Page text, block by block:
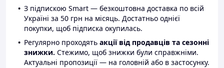
З підпискою Smart — безкоштовна доставка по всій
Україні за 50 грн на місяць. Достатньо однієї
покупки, щоб підписка окупилась.
Регулярно проходять акції від продавців та сезонні
знижки. Стежимо, щоб знижки були справжніми.
Актуальні пропозиції — на головній або в застосунку.